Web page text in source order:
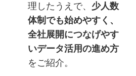
理したうえで、 少人数
体制でも始めやすく、
全社展開につなげやす
いデータ活用の進め方
をご紹介。